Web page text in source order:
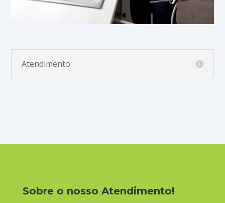
Atendimento
Sobre o nosso Atendimento!